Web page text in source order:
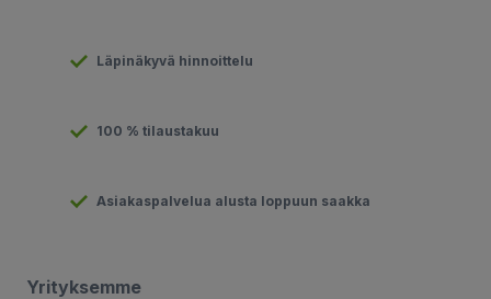
Läpinäkyvä hinnoittelu
100 % tilaustakuu
Asiakaspalvelua alusta loppuun saakka
Yrityksemme